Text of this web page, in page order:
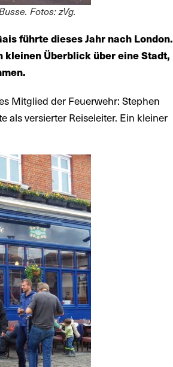
Fotos: zVg.
führte dieses Jahr nach London.
kleinen Überblick über eine Stadt,
Mitglied der Feuerwehr: Stephen
als versierter Reiseleiter. Ein kleiner